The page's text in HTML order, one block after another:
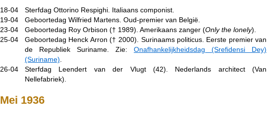
18-04
Sterfdag Ottorino Respighi. Italiaans componist.
19-04
Geboortedag Wilfried Martens. Oud-premier van België.
23-04
Geboortedag Roy Orbison († 1989). Amerikaans zanger (Only the lonely).
25-04
Geboortedag Henck Arron († 2000). Surinaams politicus. Eerste premier van
de Republiek Suriname. Zie: Onafhankelijkheidsdag (Srefidensi Dey)
(Suriname)
26-04
Sterfdag Leendert van der Vlugt (42). Nederlands architect (Van
Nellefabriek).
Mei 1936